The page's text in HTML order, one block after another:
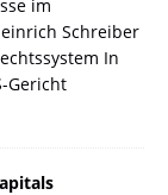
im
Schreiber
In
Gericht